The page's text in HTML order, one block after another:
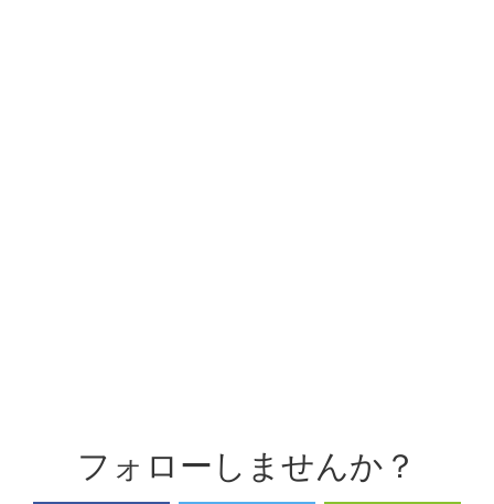
フォローしませんか？